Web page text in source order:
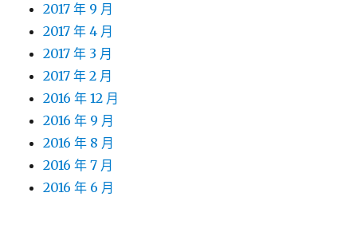
2017 年 9 月
2017 年 4 月
2017 年 3 月
2017 年 2 月
2016 年 12 月
2016 年 9 月
2016 年 8 月
2016 年 7 月
2016 年 6 月